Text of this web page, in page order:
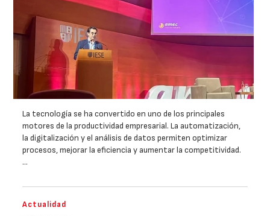
La tecnología se ha convertido en uno de los principales
motores de la productividad empresarial. La automatización,
la digitalización y el análisis de datos permiten optimizar
procesos, mejorar la eficiencia y aumentar la competitividad.
…
Actualidad